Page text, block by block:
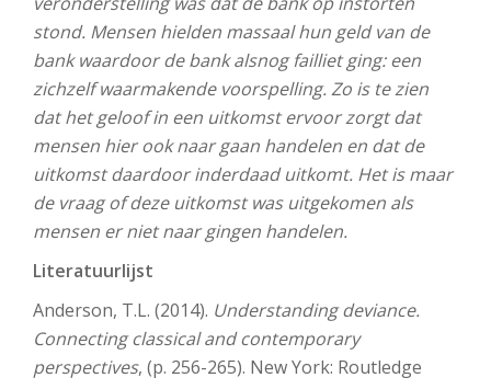
stond. Mensen hielden massaal hun geld van de
bank waardoor de bank alsnog failliet ging: een
zichzelf waarmakende voorspelling. Zo is te zien
dat het geloof in een uitkomst ervoor zorgt dat
mensen hier ook naar gaan handelen en dat de
uitkomst daardoor inderdaad uitkomt. Het is maar
de vraag of deze uitkomst was uitgekomen als
mensen er niet naar gingen handelen.
Literatuurlijst
Anderson, T.L. (2014). Understanding deviance.
Connecting classical and contemporary
perspectives, (p. 256-265). New York: Routledge